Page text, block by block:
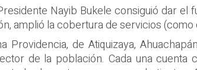
Nayib Bukele consiguió dar el
amplió la cobertura de servicios
Providencia, de Atiquizaya,
de la población. Cada una cuenta